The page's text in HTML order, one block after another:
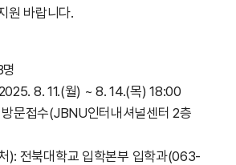
원 바랍니다.
8. 11.(월) ~ 8. 14.(목) 18:00
문접수(JBNU인터내셔널센터 2층
): 전북대학교 입학본부 입학과(063-